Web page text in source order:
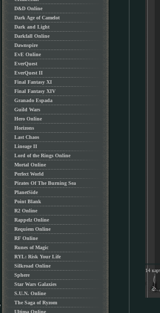
D&D Online
Dark Age of Camelot
Dark and Light
Darkfall Online
Dawnspire
EvE Online
EverQuest
EverQuest II
Final Fantasy XI
Final Fantasy XIV
Granado Espada
Guild Wars
Hero Online
Horizons
Last Chaos
Lineage II
Lord of the Rings Online
Mortal Online
Perfect World
Pirates Of The Burning Sea
PlanetSide
Point Blank
R2 Online
Rappelz Online
Requiem Online
RF Online
Runes of Magic
RYL: Risk Your Life
Silkroad Online
Sphere
Star Wars Galaxies
S.U.N. Online
The Saga of Ryzom
Ultima Online
14